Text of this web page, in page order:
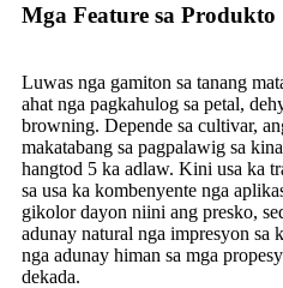
Mga Feature sa Produkto
Luwas nga gamiton sa tanang
ahat nga pagkahulog sa petal,
browning. Depende sa cultivar,
makatabang sa pagpalawig sa
hangtod 5 ka adlaw. Kini usa ka
sa usa ka kombenyente nga
gikolor dayon niini ang presko,
adunay natural nga impresyon sa
nga adunay himan sa mga
dekada.